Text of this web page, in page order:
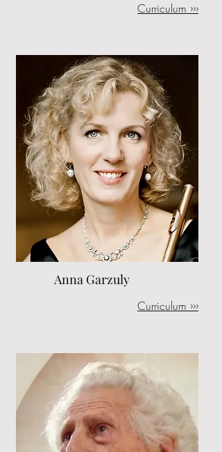
Curriculum ›››
Anna Garzuly
Curriculum ›››